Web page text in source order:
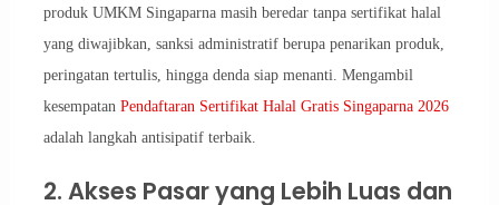
produk UMKM Singaparna masih beredar tanpa sertifikat halal
yang diwajibkan, sanksi administratif berupa penarikan produk,
peringatan tertulis, hingga denda siap menanti. Mengambil
kesempatan Pendaftaran Sertifikat Halal Gratis Singaparna 2026
adalah langkah antisipatif terbaik.
2. Akses Pasar yang Lebih Luas dan